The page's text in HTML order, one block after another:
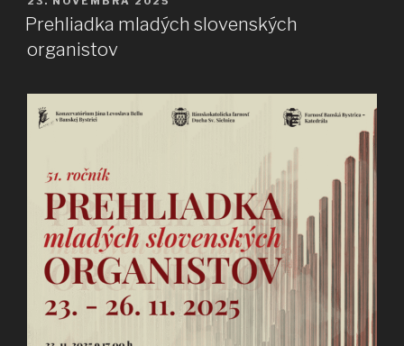
Prehliadka mladých slovenských
organistov